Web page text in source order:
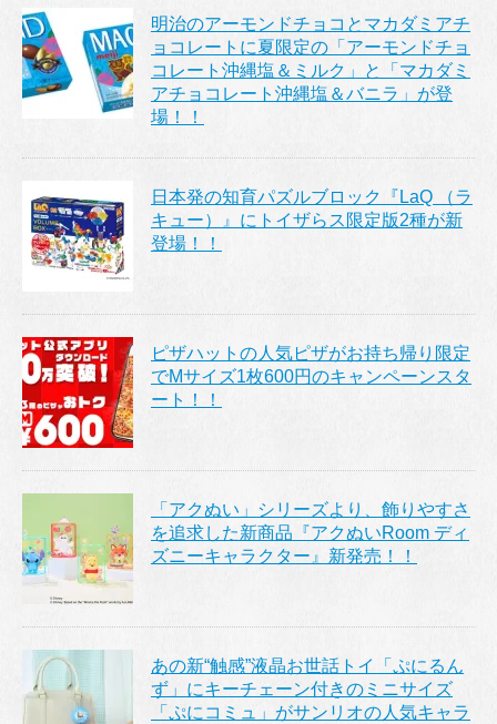
明治のアーモンドチョコとマカダミアチ
ョコレートに夏限定の「アーモンドチョ
コレート沖縄塩＆ミルク」と「マカダミ
アチョコレート沖縄塩＆バニラ」が登
場！！
日本発の知育パズルブロック『LaQ （ラ
キュー）』にトイザらス限定版2種が新
登場！！
ピザハットの人気ピザがお持ち帰り限定
でMサイズ1枚600円のキャンペーンスタ
ート！！
「アクぬい」シリーズより、飾りやすさ
を追求した新商品『アクぬいRoom ディ
ズニーキャラクター』新発売！！
あの新“触感”液晶お世話トイ「ぷにるん
ず」にキーチェーン付きのミニサイズ
「ぷにコミュ」がサンリオの人気キャラ